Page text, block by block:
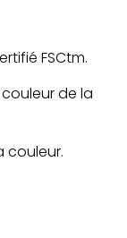
FSCtm.
de la
couleur.